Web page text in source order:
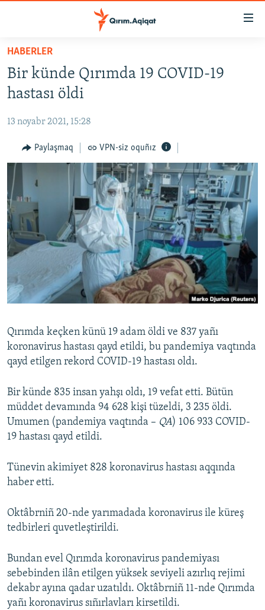
Esas
qaytmaq
Baş
qaytmaq
qaytmaq
HABERLER
CEMİYET
MEDENİYET
İNSAN AQLARI
VİDEO
SÜRET
BLOGLAR
FİKİR
Русский
Українською
QOŞULIÑIZ!
RFE/RS bütün saytları
HABERLER
Bir künde Qırımda 19 COVID-19
hastası öldi
13 noyabr 2021, 15:28
Paylaşmaq VPN-siz oquñız
Qırımda keçken künü 19 adam öldi ve 837 yañı
koronavirus hastası qayd etildi, bu pandemiya vaqtında
qayd etilgen rekord COVID-19 hastası oldı.
Bir künde 835 insan yahşı oldı, 19 vefat etti. Bütün
müddet devamında 94 628 kişi tüzeldi, 3 235 öldi.
Umumen (pandemiya vaqtında – QA) 106 933 COVID-
19 hastası qayd etildi.
Tünevin akimiyet 828 koronavirus hastası aqqında
haber etti.
Oktâbrniñ 20-nde yarımadada koronavirus ile küreş
tedbirleri quvetleştirildi.
Bundan evel Qırımda koronavirus pandemiyası
sebebinden ilân etilgen yüksek seviyeli azırlıq rejimi
dekabr ayına qadar uzatıldı. Oktâbrniñ 11-nde Qırımda
yañı koronavirus sıñırlavları kirsetildi.